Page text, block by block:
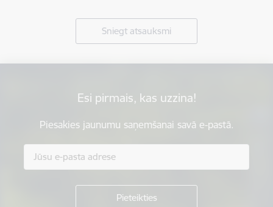
Sniegt atsauksmi
Esi pirmais, kas uzzina!
Piesakies jaunumu saņemšanai savā e-pastā.